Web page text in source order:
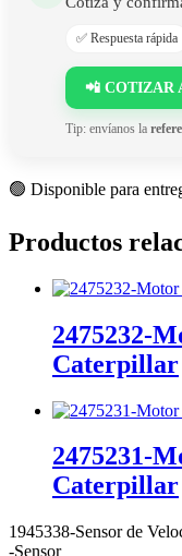
✅ Respuesta rápida
📲 COTIZAR
Tip: envíanos la
🟢 Disponible para
Productos
2475232-
Caterpillar
2475231-
Caterpillar
1945338-Sensor de
-Sensor